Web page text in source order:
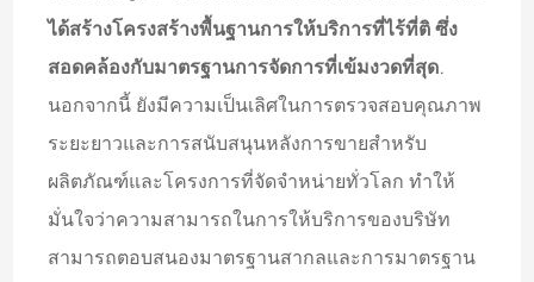
ได้สร้างโครงสร้างพื้นฐานการให้บริการที่ไร้ที่ติ ซึ่ง
สอดคล้องกับมาตรฐานการจัดการที่เข้มงวดที่สุด.
นอกจากนี้ ยังมีความเป็นเลิศในการตรวจสอบคุณภาพ
ระยะยาวและการสนับสนุนหลังการขายสำหรับ
ผลิตภัณฑ์และโครงการที่จัดจำหน่ายทั่วโลก ทำให้
มั่นใจว่าความสามารถในการให้บริการของบริษัท
สามารถตอบสนองมาตรฐานสากลและการมาตรฐาน